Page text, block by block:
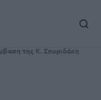
της Κ. Σπυριδάκη